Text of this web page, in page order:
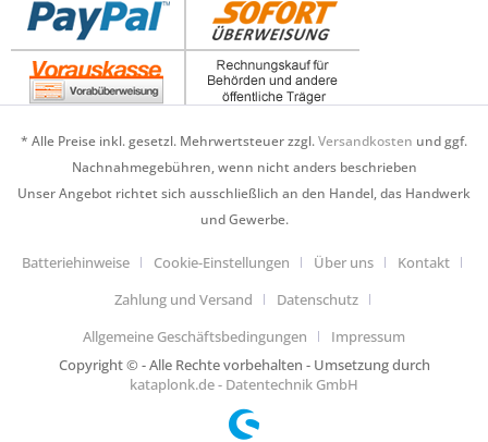
* Alle Preise inkl. gesetzl. Mehrwertsteuer zzgl.Versandkosten und ggf.
Nachnahmegebühren, wenn nicht anders beschrieben
Unser Angebot richtet sich ausschließlich an den Handel, das Handwerk
und Gewerbe.
Batteriehinweise Cookie-Einstellungen Über uns
Kontakt
Zahlung und Versand
Datenschutz
Allgemeine Geschäftsbedingungen
Impressum
Copyright © - Alle Rechte vorbehalten - Umsetzung durch
kataplonk.de - Datentechnik GmbH